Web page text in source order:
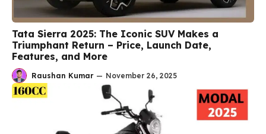
Tata Sierra 2025: The Iconic SUV Makes a
Triumphant Return – Price, Launch Date,
Features, and More
Raushan Kumar — November 26, 2025